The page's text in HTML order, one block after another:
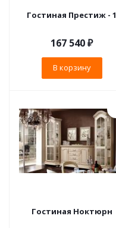
Гостиная Престиж - 1
167 540₽
В корзину
Гостиная Ноктюрн